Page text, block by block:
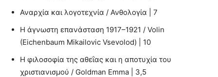
Αναρχία και λογοτεχνία / Ανθολογία | 7
Η άγνωστη επανάσταση 1917–1921 / Volin
(Eichenbaum Mikailovic Vsevolod) | 10
Η φιλοσοφία της αθεΐας και η αποτυχία του
χριστιανισμού / Goldman Emma | 3,5